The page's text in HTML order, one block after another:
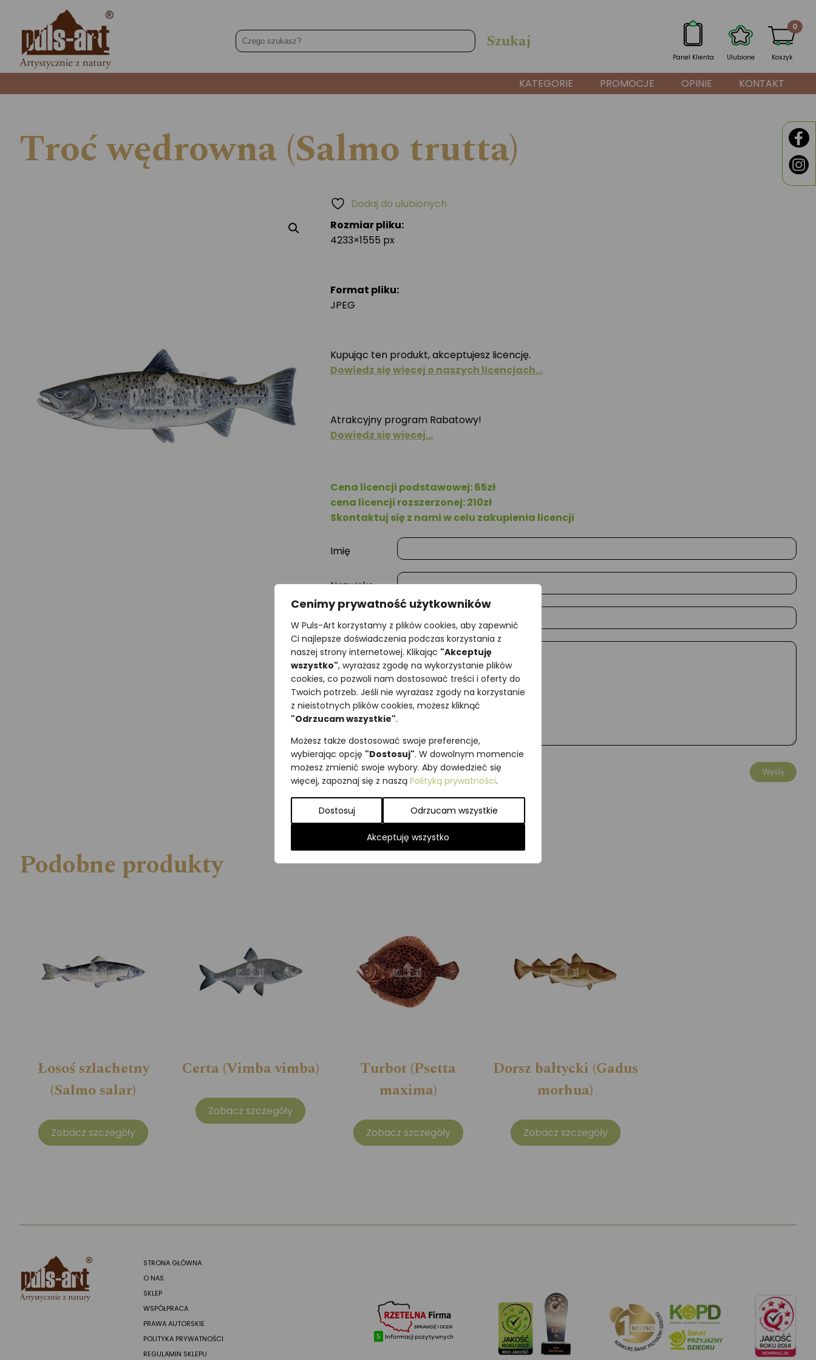
Cenimy prywatność użytkowników
W Puls-Art korzystamy z plików cookies, aby zapewnić
Ci najlepsze doświadczenia podczas korzystania z
naszej strony internetowej. Klikając "Akceptuję
wszystko", wyrażasz zgodę na wykorzystanie plików
cookies, co pozwoli nam dostosować treści i oferty do
Twoich potrzeb. Jeśli nie wyrażasz zgody na korzystanie
z nieistotnych plików cookies, możesz kliknąć
"Odrzucam wszystkie".
Możesz także dostosować swoje preferencje,
wybierając opcję "Dostosuj". W dowolnym momencie
możesz zmienić swoje wybory. Aby dowiedzieć się
więcej, zapoznaj się z naszą Polityką prywatności.
Dostosuj Odrzucam wszystkie
Akceptuję wszystko
Panel Klienta Ulubione Koszyk
0
KATEGORIE PROMOCJE OPINIE KONTAKT
Troć wędrowna (Salmo trutta)
Rozmiar pliku:
4233×1555 px
Format pliku:
JPEG
Kupując ten produkt, akceptujesz licencję.
Dowiedz się więcej o naszych licencjach…
Atrakcyjny program Rabatowy!
Dowiedz się więcej…
Cena licencji podstawowej: 65zł
cena licencji rozszerzonej: 210zł
Skontaktuj się z nami w celu zakupienia licencji
Imię
Nazwisko
E-mail
Wiadomość
Dodaj do ulubionych
Najniższa cena z ostatnich 30 dni:65,00zł
SKU:Brak danych
Kategorie:ILUSTRACJE,Ryby
Podobne produkty
Łosoś szlachetny
(Salmo salar)
Zobacz szczegóły
Certa (Vimba vimba)
Zobacz szczegóły
Turbot (Psetta
maxima)
Zobacz szczegóły
Dorsz bałtycki (Gadus
morhua)
Zobacz szczegóły
STRONA GŁÓWNA
O NAS
SKLEP
WSPÓŁPRACA
PRAWA AUTORSKIE
POLITYKA PRYWATNOŚCI
REGULAMIN SKLEPU